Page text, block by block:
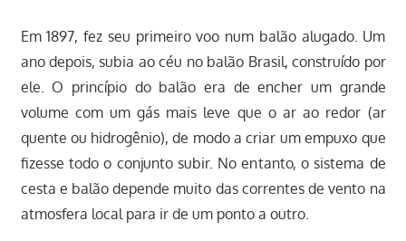
Em 1897, fez seu primeiro voo num balão alugado. Um
ano depois, subia ao céu no balão Brasil, construído por
ele. O princípio do balão era de encher um grande
volume com um gás mais leve que o ar ao redor (ar
quente ou hidrogênio), de modo a criar um empuxo que
fizesse todo o conjunto subir. No entanto, o sistema de
cesta e balão depende muito das correntes de vento na
atmosfera local para ir de um ponto a outro.